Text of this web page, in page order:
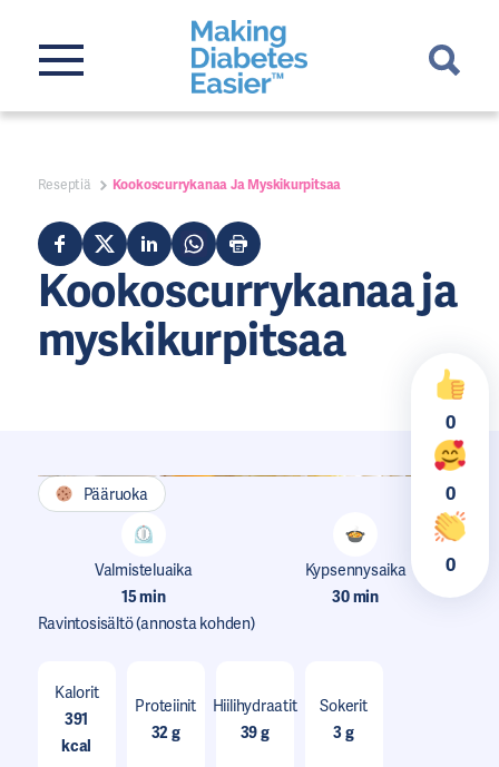
Reseptiä Kookoscurrykanaa Ja Myskikurpitsaa
Kookoscurrykanaa ja
myskikurpitsaa
0
0
0
Pääruoka
Valmisteluaika
15 min
Kypsennysaika
30 min
Ravintosisältö(annosta kohden)
Kalorit
391
kcal
Proteiinit
32 g
Hiilihydraatit
39 g
Sokerit
3 g